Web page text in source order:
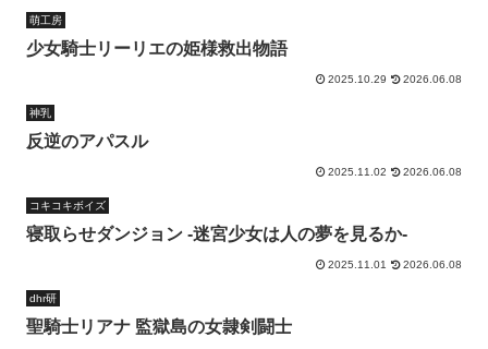
萌工房
少女騎士リーリエの姫様救出物語
2025.10.29 2026.06.08
神乳
反逆のアパスル
2025.11.02 2026.06.08
コキコキボイズ
寝取らせダンジョン -迷宮少女は人の夢を見るか-
2025.11.01 2026.06.08
dhr研
聖騎士リアナ 監獄島の女隷剣闘士